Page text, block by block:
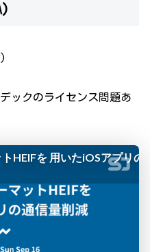
ックのライセンス問題あ